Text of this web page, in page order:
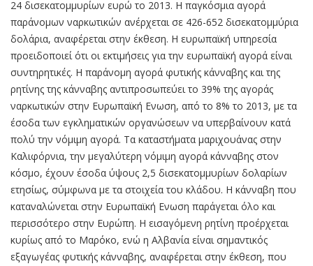
24 δισεκατομμυρίων ευρώ το 2013. Η παγκόσμια αγορά
παράνομων ναρκωτικών ανέρχεται σε 426-652 δισεκατομμύρια
δολάρια, αναφέρεται στην έκθεση. Η ευρωπαϊκή υπηρεσία
προειδοποιεί ότι οι εκτιμήσεις για την ευρωπαϊκή αγορά είναι
συντηρητικές. Η παράνομη αγορά φυτικής κάνναβης και της
ρητίνης της κάνναβης αντιπροσωπεύει το 39% της αγοράς
ναρκωτικών στην Ευρωπαϊκή Ενωση, από το 8% το 2013, με τα
έσοδα των εγκληματικών οργανώσεων να υπερβαίνουν κατά
πολύ την νόμιμη αγορά. Τα καταστήματα μαριχουάνας στην
Καλιφόρνια, την μεγαλύτερη νόμιμη αγορά κάνναβης στον
κόσμο, έχουν έσοδα ύψους 2,5 δισεκατομμυρίων δολαρίων
ετησίως, σύμφωνα με τα στοιχεία του κλάδου. Η κάνναβη που
καταναλώνεται στην Ευρωπαϊκή Ενωση παράγεται όλο και
περισσότερο στην Ευρώπη. Η εισαγόμενη ρητίνη προέρχεται
κυρίως από το Μαρόκο, ενώ η Αλβανία είναι σημαντικός
εξαγωγέας φυτικής κάνναβης, αναφέρεται στην έκθεση, που